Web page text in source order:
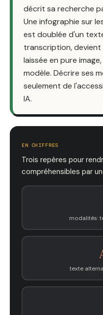
décrit sa recherche
Une infographie sur
est doublée d'un
transcription,
laissée en pure
modèle. Décrire ses
seulement de
IA.
EN CHIFFRES
Trois repères pour
compréhensibles par
modalités:
texte